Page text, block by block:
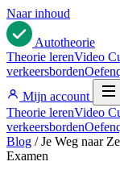
Naar inhoud
Autotheorie
Theorie lerenVideo
verkeersborden
Mijn account
Theorie lerenVideo
verkeersborden
Blog / Je Weg naar
Examen